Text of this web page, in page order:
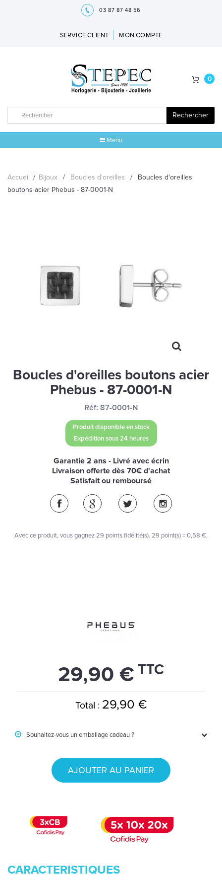
03 87 87 48 56
SERVICE CLIENT MON COMPTE
Rechercher
0
Menu
MARQUES
SWAROVSKI
BONNES AFFAIRES
CARTES CADEAUX
Accueil / Bijoux / Boucles d'oreilles /
Boucles d'oreilles
boutons acier Phebus - 87-0001-N
Boucles d'oreilles boutons acier
Phebus - 87-0001-N
Réf: 87-0001-N
Produit disponible en stock
Expédition sous 24 heures
Garantie 2 ans - Livré avec écrin
Livraison offerte dès 70€ d'achat
Satisfait ou remboursé
Avec ce produit, vous gagnez29 points fidélité(s). 29 point(s) =0,58 €.
29,90 € TTC
Total : 29,90 €
Souhaitez-vous un emballage cadeau ?
AJOUTER AU PANIER
CARACTERISTIQUES